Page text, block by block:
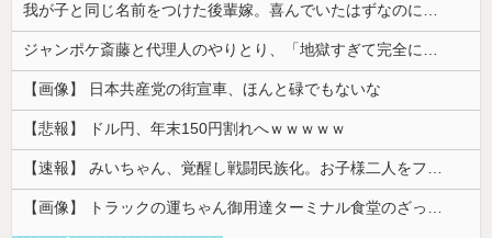
我が子と同じ名前をつけた後輩嫁。喜んでいたはずなのに、突然子供を拒絶するようになり…
ジャンポケ斎藤と代理人のやりとり、「地獄すぎて完全にコントになってる……」と衝撃を受ける人が続出中
【画像】 日本共産党の街宣車、ほんと碌でもないな
【悲報】 ドル円、年末150円割れへｗｗｗｗｗ
【速報】 みいちゃん、覚醒し戦闘民族化。お子様二人をフルボッコにしてしまう
【画像】 トラックの運ちゃん御用達ターミナル食堂のざっかけないオムライスｗｗｗｗｗｗｗｗｗｗ